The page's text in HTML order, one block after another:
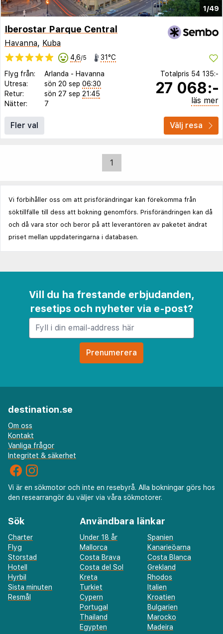
1/49
Iberostar Parque Central
Havanna, Kuba
4,6/5 31°C
Flyg från: Arlanda - Havanna
Utresa:
sön 20 sep 06:30
Retur:
sön 27 sep 21:45
Nätter:
7
Totalpris 54 135:-
27 068:-
läs mer
Fler val Välj resa
1
Vi förbihåller oss om att prisförändringar kan förekomma från
söktillfälle till dess att bokning genomförs. Prisförändringen kan då
och då vara stor och beror på att leverantören av paketet ändrat
priset mellan uppdateringarna i databasen.
Vill du ha frestande erbjudanden,
resetips och nyheter via e-post?
destination.se
Om oss
Kontakt
Vanliga frågor
Integritet & säkerhet
Vi är en sökmotor och inte en resebyrå. Alla bokningar görs hos
den researrangör du väljer via våra sökmotorer.
Sök
Charter
Flyg
Storstad
Hotell
Hyrbil
Sista minuten
Resmål
Användbara länkar
Under 18 år
Spanien
Mallorca
Kanarieöarna
Costa Brava
Costa Blanca
Costa del Sol
Grekland
Kreta
Rhodos
Turkiet
Italien
Cypern
Kroatien
Portugal
Bulgarien
Thailand
Marocko
Egypten
Madeira